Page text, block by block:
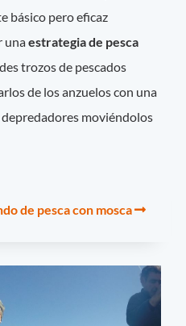
básico pero eficaz
unaestrategia de pesca
trozos de pescados
de los anzuelos con una
moviéndolos
de pesca con mosca